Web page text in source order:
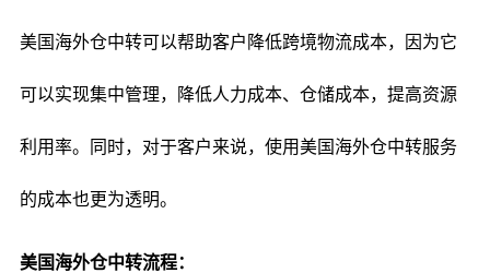
美国海外仓中转可以帮助客户降低跨境物流成本，因为它
可以实现集中管理，降低人力成本、仓储成本，提高资源
利用率。同时，对于客户来说，使用美国海外仓中转服务
的成本也更为透明。
美国海外仓中转流程：